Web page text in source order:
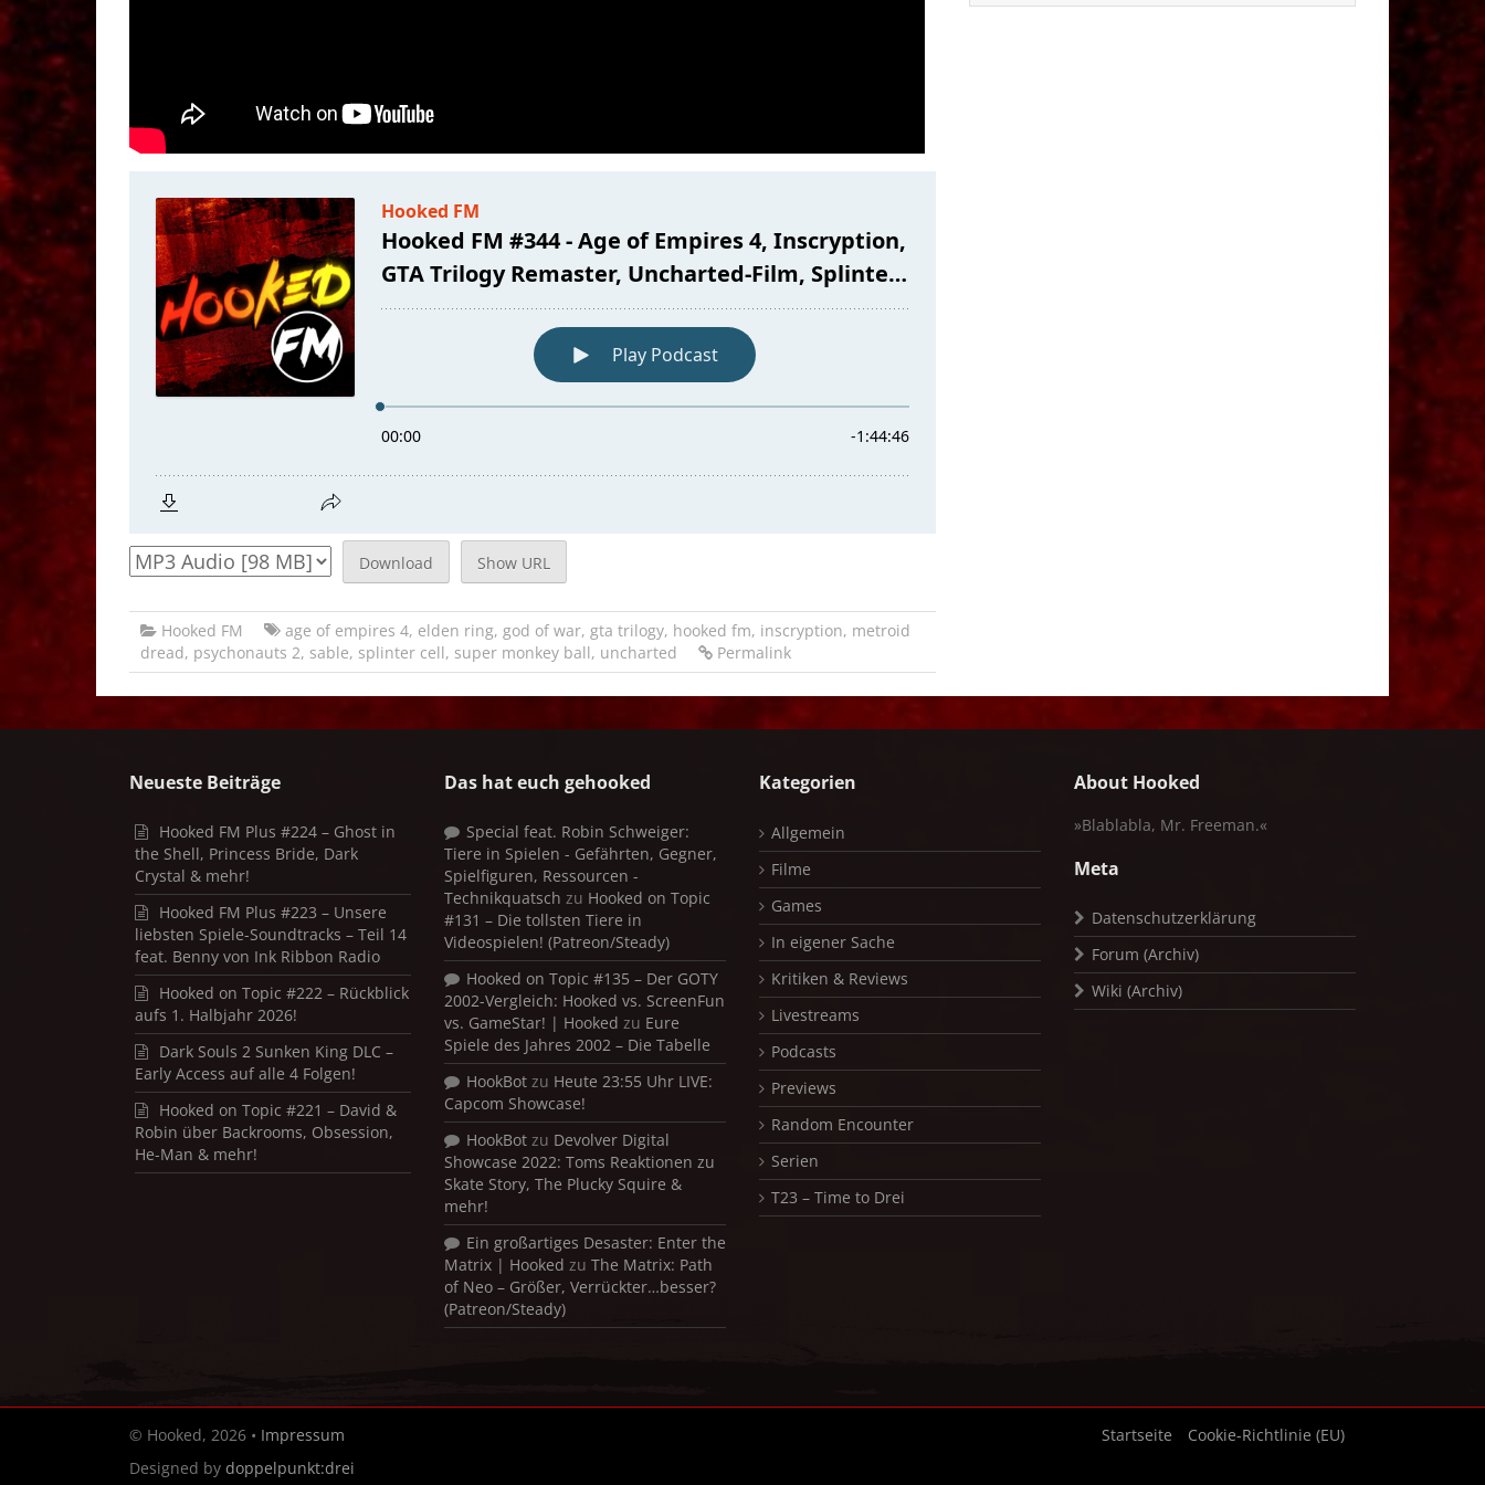
Download Show URL
Hooked FM age of empires 4, elden ring, god of war, gta trilogy, hooked fm, inscryption, metroid
dread, psychonauts 2, sable, splinter cell, super monkey ball, uncharted Permalink
Neueste Beiträge
Hooked FM Plus #224 – Ghost in
the Shell, Princess Bride, Dark
Crystal & mehr!
Hooked FM Plus #223 – Unsere
liebsten Spiele-Soundtracks – Teil 14
feat. Benny von Ink Ribbon Radio
Hooked on Topic #222 – Rückblick
aufs 1. Halbjahr 2026!
Dark Souls 2 Sunken King DLC –
Early Access auf alle 4 Folgen!
Hooked on Topic #221 – David &
Robin über Backrooms, Obsession,
He-Man & mehr!
Das hat euch gehooked
Special feat. Robin Schweiger:
Tiere in Spielen - Gefährten, Gegner,
Spielfiguren, Ressourcen -
Technikquatsch zu Hooked on Topic
#131 – Die tollsten Tiere in
Videospielen! (Patreon/Steady)
Hooked on Topic #135 – Der GOTY
2002-Vergleich: Hooked vs. ScreenFun
vs. GameStar! | Hooked zu Eure
Spiele des Jahres 2002 – Die Tabelle
HookBot zu Heute 23:55 Uhr LIVE:
Capcom Showcase!
HookBot zu Devolver Digital
Showcase 2022: Toms Reaktionen zu
Skate Story, The Plucky Squire &
mehr!
Ein großartiges Desaster: Enter the
Matrix | Hooked zu The Matrix: Path
of Neo – Größer, Verrückter…besser?
(Patreon/Steady)
Kategorien
Allgemein
Filme
Games
In eigener Sache
Kritiken & Reviews
Livestreams
Podcasts
Previews
Random Encounter
Serien
T23 – Time to Drei
About Hooked
»Blablabla, Mr. Freeman.«
Meta
Datenschutzerklärung
Forum (Archiv)
Wiki (Archiv)
© Hooked, 2026 • Impressum
Designed by doppelpunkt:drei
Startseite Cookie-Richtlinie (EU)